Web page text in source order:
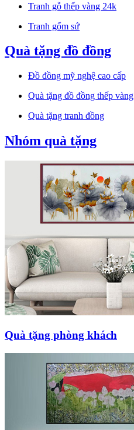
Tranh gỗ thếp vàng 24k
Tranh gốm sứ
Quà tặng đồ đồng
Đồ đồng mỹ nghệ cao cấp
Quà tặng đồ đồng thếp vàng
Quà tặng tranh đồng
Nhóm quà tặng
Quà tặng phòng khách